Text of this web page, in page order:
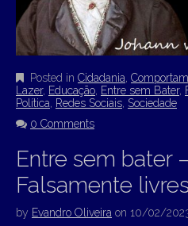
Posted in Cidadania
Lazer, Educação Entre sem Bater,
Política
Redes Sociais Sociedade
0 Comments
Entre sem bater
Falsamente livres
by Evandro Oliveira on 10/02/